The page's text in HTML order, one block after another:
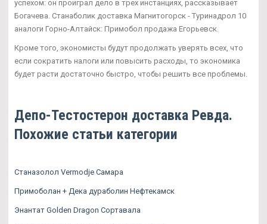
успехом: он проиграл дело в трех инстанциях, рассказывает
Богачева. Станаболик доставка Магнитогорск - Туринадрол 10
аналоги Горно-Алтайск: Примобол продажа Егорьевск.
Кроме того, экономисты будут продолжать уверять всех, что
если сократить налоги или повысить расходы, то экономика
будет расти достаточно быстро, чтобы решить все проблемы.
Депо-Тестостерон доставка Ревда.
Похожие статьи категории
Станазолол Vermodje Самара
Примоболан + Дека дураболин Нефтекамск
Энантат Golden Dragon Сортавала